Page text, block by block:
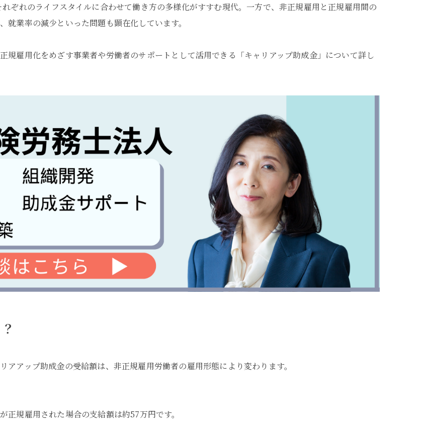
ぞれのライフスタイルに合わせて働き方の多様化がすすむ現代。一方で、非正規雇用と正規雇用間の
業率の減少といった問題も顕在化しています。
規雇用化をめざす事業者や労働者のサポートとして活用できる「キャリアップ助成金」について詳し
アップ助成金の受給額は、非正規雇用労働者の雇用形態により変わります。
規雇用された場合の支給額は約57万円です。